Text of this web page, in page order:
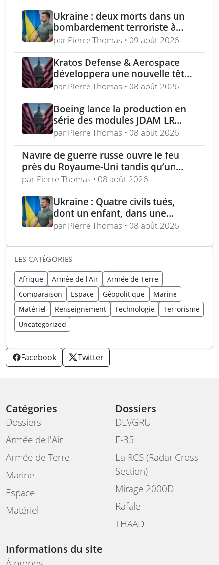
Ukraine : deux morts dans un
bombardement terroriste à
Kharkiv – acquisition turque de
lance-roquettes M270 et
missiles ATACMS
par Pierre Thomas • 09 août 2026
Kratos Defense & Aerospace
développera une nouvelle tête
chercheuse pour les missiles
FGM-148 Javelin
par Pierre Thomas • 08 août 2026
Boeing lance la production en
série des modules JDAM LR
pour frappes de précision
longue portée
par Pierre Thomas • 08 août 2026
Navire de guerre russe ouvre le feu
près du Royaume-Uni tandis qu’un
bateau britannique se rapproche
par Pierre Thomas • 08 août 2026
Ukraine : Quatre civils tués,
dont un enfant, dans une
attaque russe par missile
raffineries russes visées par
l’Ukraine
par Pierre Thomas • 08 août 2026
LES CATÉGORIES
Afrique Armée de l'Air
Armée de Terre
Comparaison
Espace Géopolitique
Marine
Matériel
Renseignement Technologie
Terrorisme
Uncategorized
Facebook Twitter
Catégories
Dossiers
Armée de l'Air
Armée de Terre
Marine
Espace
Matériel
Dossiers
DEVGRU
F-35
La RCS (Radar Cross
Section)
Mirage 2000D
Rafale
THAAD
Informations du site